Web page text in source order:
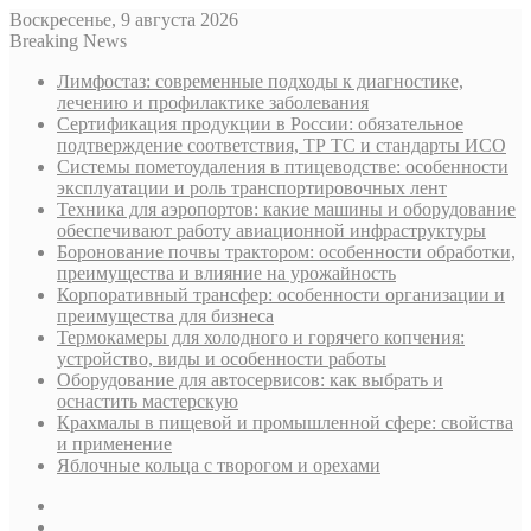
Воскресенье, 9 августа 2026
Breaking News
Лимфостаз: современные подходы к диагностике,
лечению и профилактике заболевания
Сертификация продукции в России: обязательное
подтверждение соответствия, ТР ТС и стандарты ИСО
Системы пометоудаления в птицеводстве: особенности
эксплуатации и роль транспортировочных лент
Техника для аэропортов: какие машины и оборудование
обеспечивают работу авиационной инфраструктуры
Боронование почвы трактором: особенности обработки,
преимущества и влияние на урожайность
Корпоративный трансфер: особенности организации и
преимущества для бизнеса
Термокамеры для холодного и горячего копчения:
устройство, виды и особенности работы
Оборудование для автосервисов: как выбрать и
оснастить мастерскую
Крахмалы в пищевой и промышленной сфере: свойства
и применение
Яблочные кольца с творогом и орехами